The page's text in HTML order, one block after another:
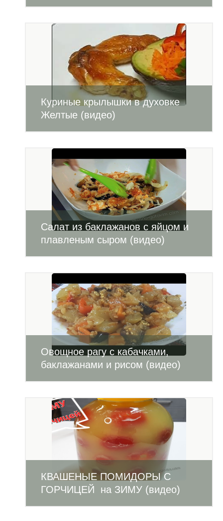
Куриные крылышки в духовке
Желтые (видео)
Салат из баклажанов с яйцом и
плавленым сыром (видео)
Овощное рагу с кабачками,
баклажанами и рисом (видео)
КВАШЕНЫЕ ПОМИДОРЫ С
ГОРЧИЦЕЙ на ЗИМУ (видео)